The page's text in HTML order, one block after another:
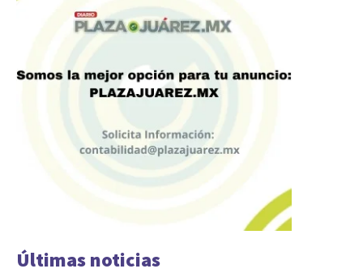
Últimas noticias